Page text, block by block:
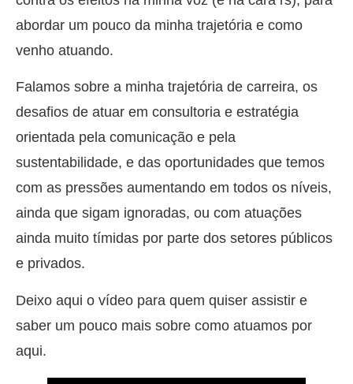
abordar um pouco da minha trajetória e como
venho atuando.
Falamos sobre a minha trajetória de carreira, os
desafios de atuar em consultoria e estratégia
orientada pela comunicação e pela
sustentabilidade, e das oportunidades que temos
com as pressões aumentando em todos os níveis,
ainda que sigam ignoradas, ou com atuações
ainda muito tímidas por parte dos setores públicos
e privados.
Deixo aqui o vídeo para quem quiser assistir e
saber um pouco mais sobre como atuamos por
aqui.